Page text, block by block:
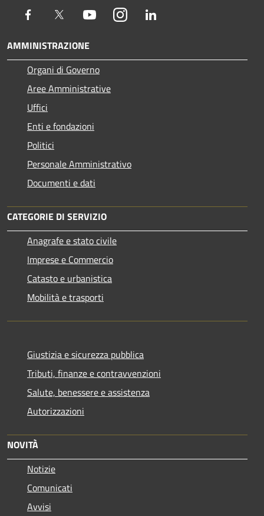
Facebook Twitter YoutubeInstagram
AMMINISTRAZIONE
Organi di Governo
Aree Amministrative
Uffici
Enti e fondazioni
Politici
Personale Amministrativo
Documenti e dati
CATEGORIE DI SERVIZIO
Anagrafe e stato civile
Imprese e Commercio
Catasto e urbanistica
Mobilità e trasporti
Giustizia e sicurezza pubblica
Tributi, finanze e contravvenzioni
Salute, benessere e assistenza
Autorizzazioni
NOVITÀ
Notizie
Comunicati
Avvisi